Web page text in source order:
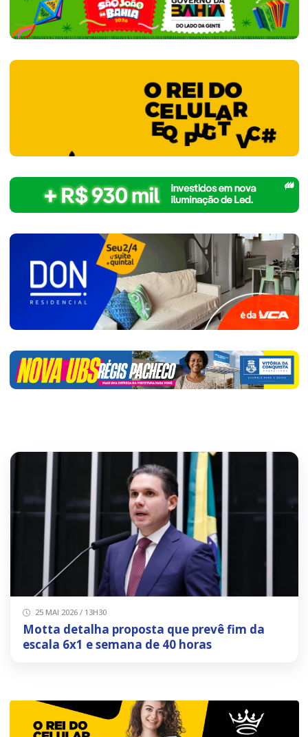
25 MAI 2026 / 13H30
Motta detalha proposta que prevê fim da
escala 6x1 e semana de 40 horas